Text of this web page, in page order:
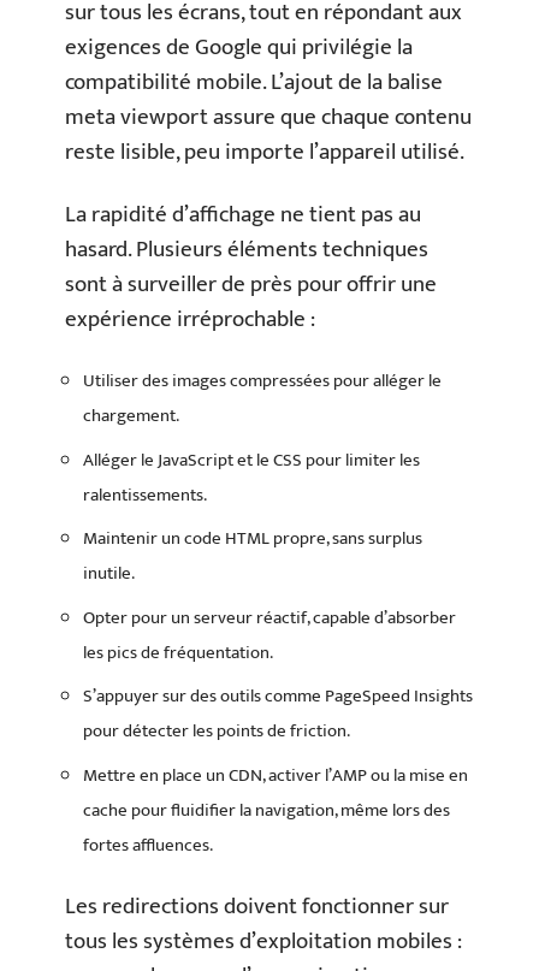
sur tous les écrans, tout en répondant aux
exigences de Google qui privilégie la
compatibilité mobile. L’ajout de la balise
meta viewport assure que chaque contenu
reste lisible, peu importe l’appareil utilisé.
La rapidité d’affichage ne tient pas au
hasard. Plusieurs éléments techniques
sont à surveiller de près pour offrir une
expérience irréprochable :
Utiliser des images compressées pour alléger le
chargement.
Alléger le JavaScript et le CSS pour limiter les
ralentissements.
Maintenir un code HTML propre, sans surplus
inutile.
Opter pour un serveur réactif, capable d’absorber
les pics de fréquentation.
S’appuyer sur des outils comme PageSpeed Insights
pour détecter les points de friction.
Mettre en place un CDN, activer l’AMP ou la mise en
cache pour fluidifier la navigation, même lors des
fortes affluences.
Les redirections doivent fonctionner sur
tous les systèmes d’exploitation mobiles :